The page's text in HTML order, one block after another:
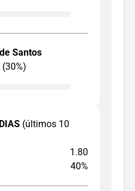
Santos
(últimos 10
1.80
40%